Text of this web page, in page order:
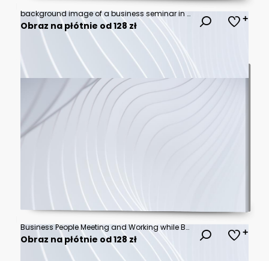
background image of a business seminar in a bright conference room
Obraz na płótnie od 128 zł
Business People Meeting and Working while Business Executive Lead Presenter Speaks to Group of Successful Technology Entrepreneurs. Consultant Advisor. Growth Training Lecture. Defocused Blurred
Obraz na płótnie od 128 zł